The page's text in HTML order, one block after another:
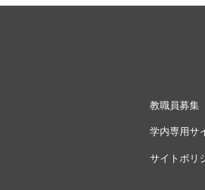
教職員募集
学内専用サ
サイトポリ